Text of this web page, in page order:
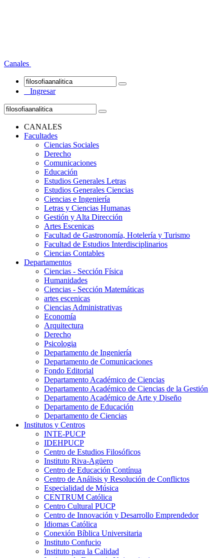
Canales
Ingresar
CANALES
Facultades
Ciencias Sociales
Derecho
Comunicaciones
Educación
Estudios Generales Letras
Estudios Generales Ciencias
Ciencias e Ingeniería
Letras y Ciencias Humanas
Gestión y Alta Dirección
Artes Escenicas
Facultad de Gastronomía, Hotelería y Turismo
Facultad de Estudios Interdisciplinarios
Ciencias Contables
Departamentos
Ciencias - Sección Física
Humanidades
Ciencias - Sección Matemáticas
artes escenicas
Ciencias Administrativas
Economía
Arquitectura
Derecho
Psicologia
Departamento de Ingeniería
Departamento de Comunicaciones
Fondo Editorial
Departamento Académico de Ciencias
Departamento Académico de Ciencias de la Gestión
Departamento Académico de Arte y Diseño
Departamento de Educación
Departamento de Ciencias
Institutos y Centros
INTE-PUCP
IDEHPUCP
Centro de Estudios Filosóficos
Instituto Riva-Agüero
Centro de Educación Contínua
Centro de Análisis y Resolución de Conflictos
Especialidad de Música
CENTRUM Católica
Centro Cultural PUCP
Centro de Innovación y Desarrollo Emprendedor
Idiomas Católica
Conexión Bíblica Universitaria
Instituto Confucio
Instituto para la Calidad